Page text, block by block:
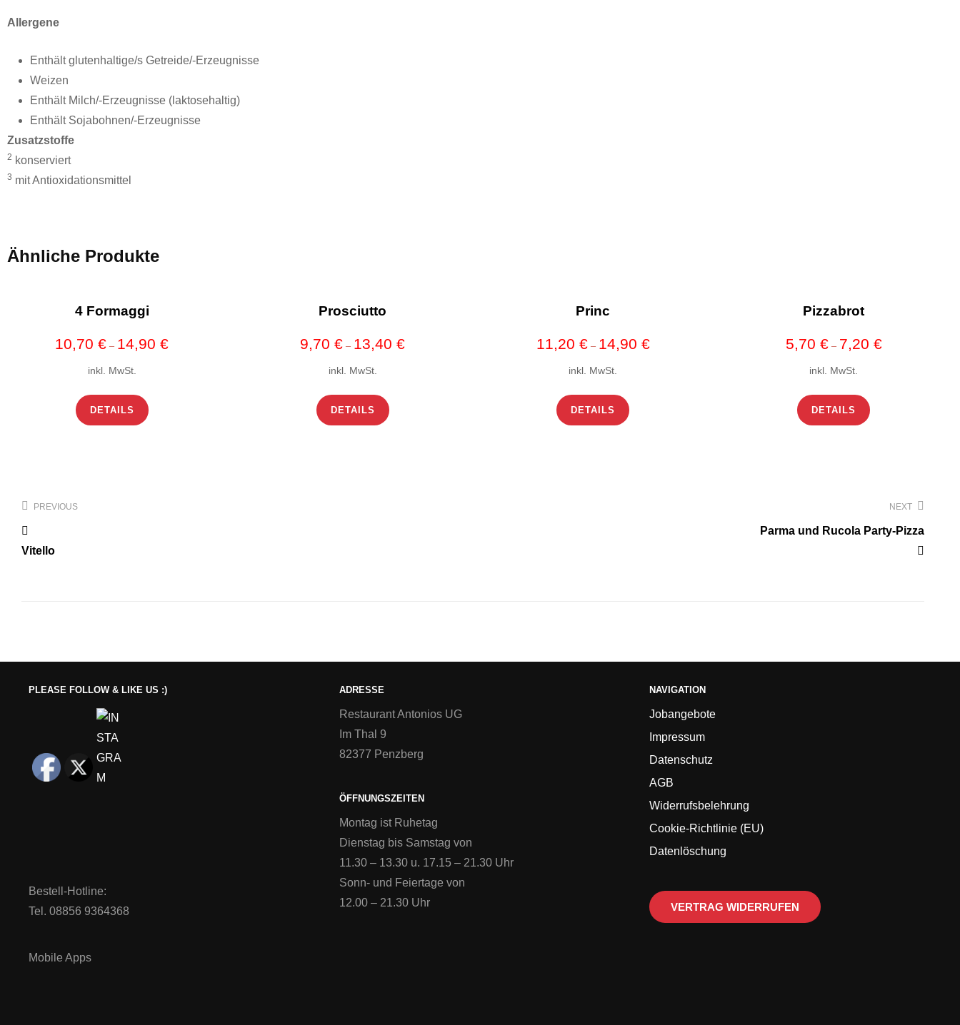
Allergene
Enthält glutenhaltige/s Getreide/-Erzeugnisse
Weizen
Enthält Milch/-Erzeugnisse (laktosehaltig)
Enthält Sojabohnen/-Erzeugnisse
Zusatzstoffe
2 konserviert
3 mit Antioxidationsmittel
Ähnliche Produkte
4 Formaggi
10,70€ – 14,90€
inkl. MwSt.
DETAILS
Prosciutto
9,70€ – 13,40€
inkl. MwSt.
DETAILS
Princ
11,20 €– 14,90 €
inkl. MwSt.
DETAILS
Pizzabrot
5,70 €– 7,20 €
inkl. MwSt.
DETAILS
PREVIOUS
Vitello
NEXT
Parma und Rucola Party-Pizza
PLEASE FOLLOW & LIKE US :)
Bestell-Hotline:
Tel. 08856 9364368
Mobile Apps
ADRESSE
Restaurant Antonios UG
Im Thal 9
82377 Penzberg
ÖFFNUNGSZEITEN
Montag ist Ruhetag
Dienstag bis Samstag von
11.30 – 13.30 u. 17.15 – 21.30 Uhr
Sonn- und Feiertage von
12.00 – 21.30 Uhr
NAVIGATION
Jobangebote
Impressum
Datenschutz
AGB
Widerrufsbelehrung
Cookie-Richtlinie (EU)
Datenlöschung
VERTRAG WIDERRUFEN